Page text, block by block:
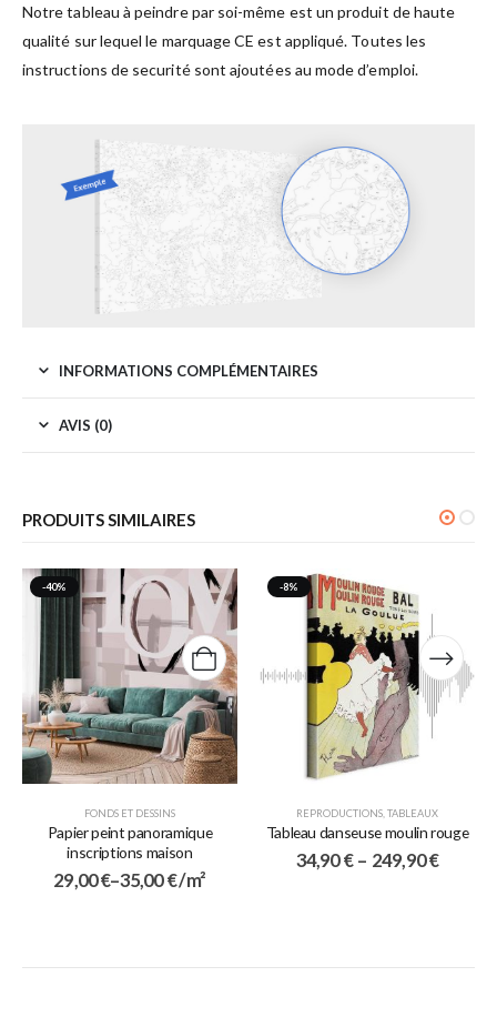
Notre tableau à peindre par soi-même est un produit de haute
qualité sur lequel le marquage CE est appliqué. Toutes les
instructions de securité sont ajoutées au mode d’emploi.
INFORMATIONS COMPLÉMENTAIRES
AVIS (0)
PRODUITS SIMILAIRES
-40%
FONDS ET DESSINS
Papier peint panoramique
inscriptions maison
29,00€–35,00€/ m²
-8%
REPRODUCTIONS TABLEAUX
Tableau danseuse moulin rouge
34,90€ – 249,90€